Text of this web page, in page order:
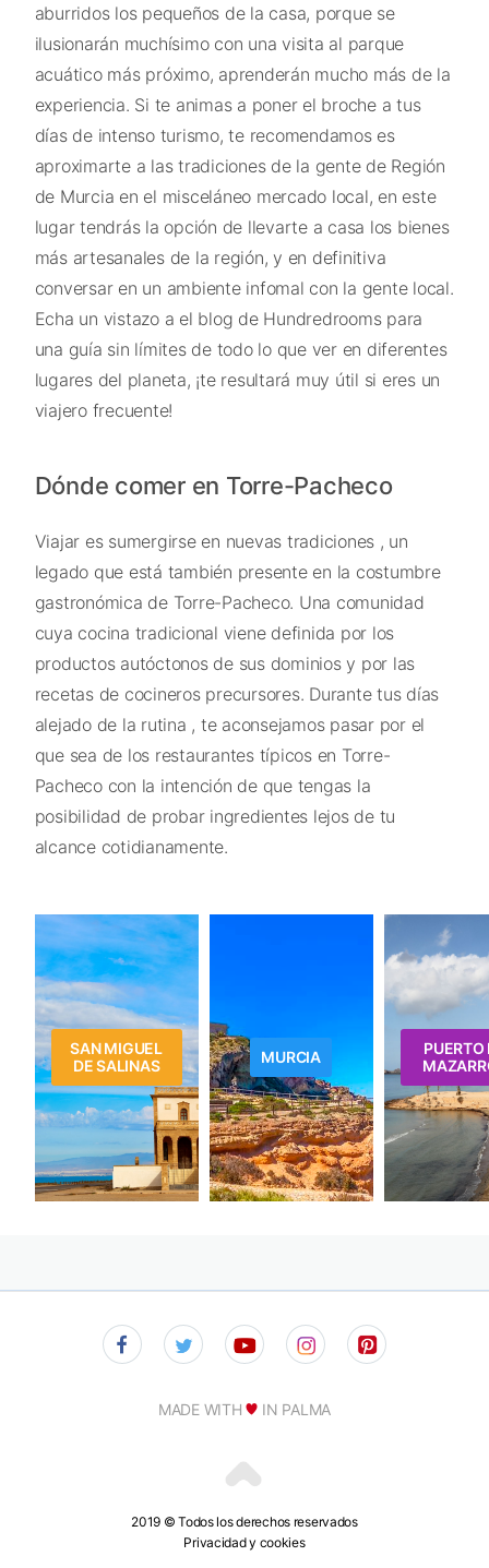
aburridos los pequeños de la casa, porque se
ilusionarán muchísimo con una visita al parque
acuático más próximo, aprenderán mucho más de la
experiencia. Si te animas a poner el broche a tus
días de intenso turismo, te recomendamos es
aproximarte a las tradiciones de la gente de Región
de Murcia en el misceláneo mercado local, en este
lugar tendrás la opción de llevarte a casa los bienes
más artesanales de la región, y en definitiva
conversar en un ambiente infomal con la gente local.
Echa un vistazo a el blog de Hundredrooms para
una guía sin límites de todo lo que ver en diferentes
lugares del planeta, ¡te resultará muy útil si eres un
viajero frecuente!
Dónde comer en Torre-Pacheco
Viajar es sumergirse en nuevas tradiciones , un
legado que está también presente en la costumbre
gastronómica de Torre-Pacheco. Una comunidad
cuya cocina tradicional viene definida por los
productos autóctonos de sus dominios y por las
recetas de cocineros precursores. Durante tus días
alejado de la rutina , te aconsejamos pasar por el
que sea de los restaurantes típicos en Torre-
Pacheco con la intención de que tengas la
posibilidad de probar ingredientes lejos de tu
alcance cotidianamente.
SAN MIGUEL
DE SALINAS
MURCIA
PUERTO
2019 © Todos los derechos reservados
Privacidad y cookies
MADE WITH IN PALMA